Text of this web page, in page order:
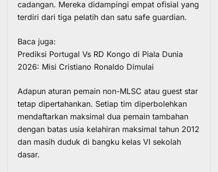
cadangan. Mereka didampingi empat ofisial yang
terdiri dari tiga pelatih dan satu safe guardian.
Baca juga:
Prediksi Portugal Vs RD Kongo di Piala Dunia
2026: Misi Cristiano Ronaldo Dimulai
Adapun aturan pemain non-MLSC atau guest star
tetap dipertahankan. Setiap tim diperbolehkan
mendaftarkan maksimal dua pemain tambahan
dengan batas usia kelahiran maksimal tahun 2012
dan masih duduk di bangku kelas VI sekolah
dasar.